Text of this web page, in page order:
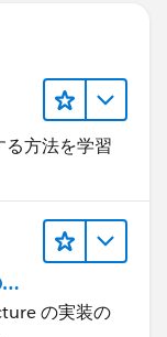
方法を学習
の実装の